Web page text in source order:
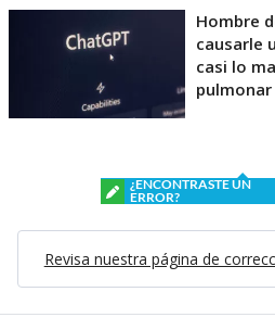
Hombre
causarle
casi lo
pulmonar
¿ENCONTRASTE UN
ERROR?
Revisa nuestra página de